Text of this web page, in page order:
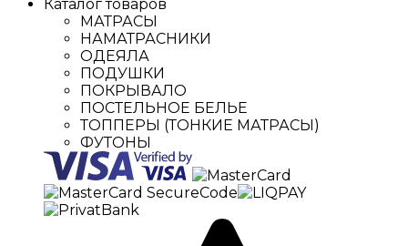
Каталог товаров
МАТРАСЫ
НАМАТРАСНИКИ
ОДЕЯЛА
ПОДУШКИ
ПОКРЫВАЛО
ПОСТЕЛЬНОЕ БЕЛЬЕ
ТОППЕРЫ (ТОНКИЕ МАТРАСЫ)
ФУТОНЫ